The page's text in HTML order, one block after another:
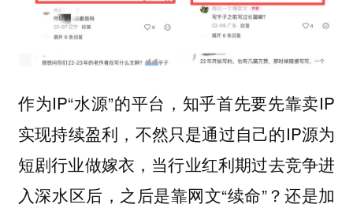
作为IP“水源”的平台，知乎首先要先靠卖IP
实现持续盈利，不然只是通过自己的IP源为
短剧行业做嫁衣，当行业红利期过去竞争进
入深水区后，之后是靠网文“续命”？还是加